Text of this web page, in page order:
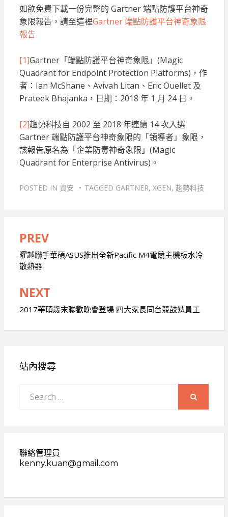
如欲免費下載一份完整的 Gartner 端點防護平台神奇
象限報告，請至這裡Gartner 端點防護平台神奇象限
報告
[1]Gartner「端點防護平台神奇象限」(Magic
Quadrant for Endpoint Protection Platforms)，作
者：Ian McShane、Avivah Litan、Eric Ouellet 及
Prateek Bhajanka，日期：2018 年 1 月 24 日。
[2]趨勢科技自 2002 至 2018 年連續 14 次入選
Gartner 端點防護平台神奇象限的「領導者」象限，
該報告原名為「企業防毒神奇象限」(Magic
Quadrant for Enterprise Antivirus)。
POSTED IN 資安 TAGGED GARTNER, XGEN, 趨勢科技
文
章
導
覽
PREV
曜越聯手華碩ASUS推出全新Pacific M4電競主機板水冷
散熱器
NEXT
2017華碩歲末聯歡晚會登場 四大家長同台競鼓勉員工
站內搜尋
for:
聯絡管理員
kenny.kuan@gmail.com